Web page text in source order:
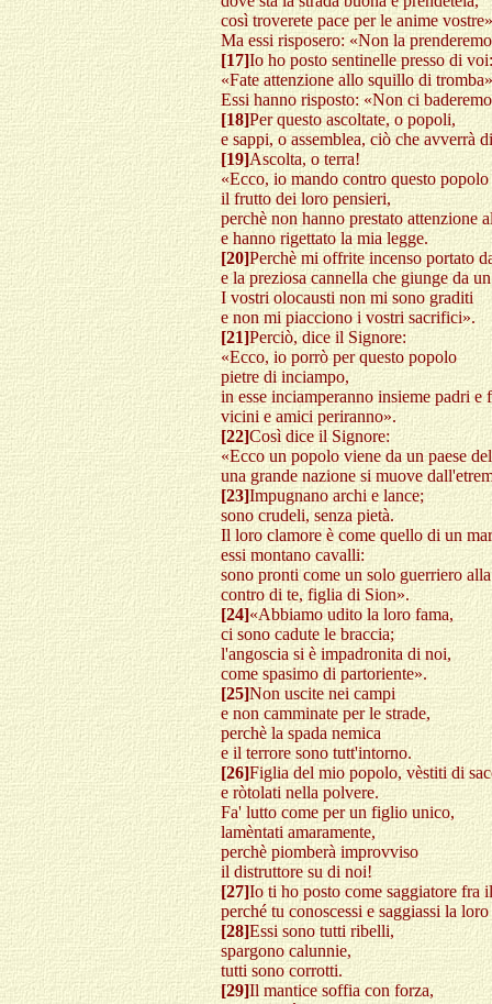
così troverete pace per le anime
Ma essi risposero: «Non la
[17]Io ho posto sentinelle presso di voi:
«Fate attenzione allo squillo di
Essi hanno risposto: «Non ci
[18]Per questo ascoltate, o popoli,
e sappi, o assemblea, ciò che avverrà
[19]Ascolta, o terra!
«Ecco, io mando contro questo
il frutto dei loro pensieri,
perchè non hanno prestato attenzione
e hanno rigettato la mia legge.
[20]Perchè mi offrite incenso portato
e la preziosa cannella che giunge da
I vostri olocausti non mi sono graditi
e non mi piacciono i vostri sacrifici».
[21]Perciò, dice il Signore:
«Ecco, io porrò per questo popolo
pietre di inciampo,
in esse inciamperanno insieme padri e
vicini e amici periranno».
[22]Così dice il Signore:
«Ecco un popolo viene da un paese
una grande nazione si muove
[23]Impugnano archi e lance;
sono crudeli, senza pietà.
Il loro clamore è come quello di un
essi montano cavalli:
sono pronti come un solo guerriero
contro di te, figlia di Sion».
[24]«Abbiamo udito la loro fama,
ci sono cadute le braccia;
l'angoscia si è impadronita di noi,
come spasimo di partoriente».
[25]Non uscite nei campi
e non camminate per le strade,
perchè la spada nemica
e il terrore sono tutt'intorno.
[26]Figlia del mio popolo, vèstiti di
e ròtolati nella polvere.
Fa' lutto come per un figlio unico,
lamèntati amaramente,
perchè piomberà improvviso
il distruttore su di noi!
[27]Io ti ho posto come saggiatore fra
perché tu conoscessi e saggiassi la
[28]Essi sono tutti ribelli,
spargono calunnie,
tutti sono corrotti.
[29]Il mantice soffia con forza,